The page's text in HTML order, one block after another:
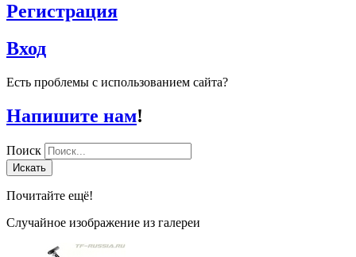
Регистрация
Вход
Есть проблемы с использованием сайта?
Напишите нам!
Поиск
Искать
Почитайте ещё!
Случайное изображение из галереи